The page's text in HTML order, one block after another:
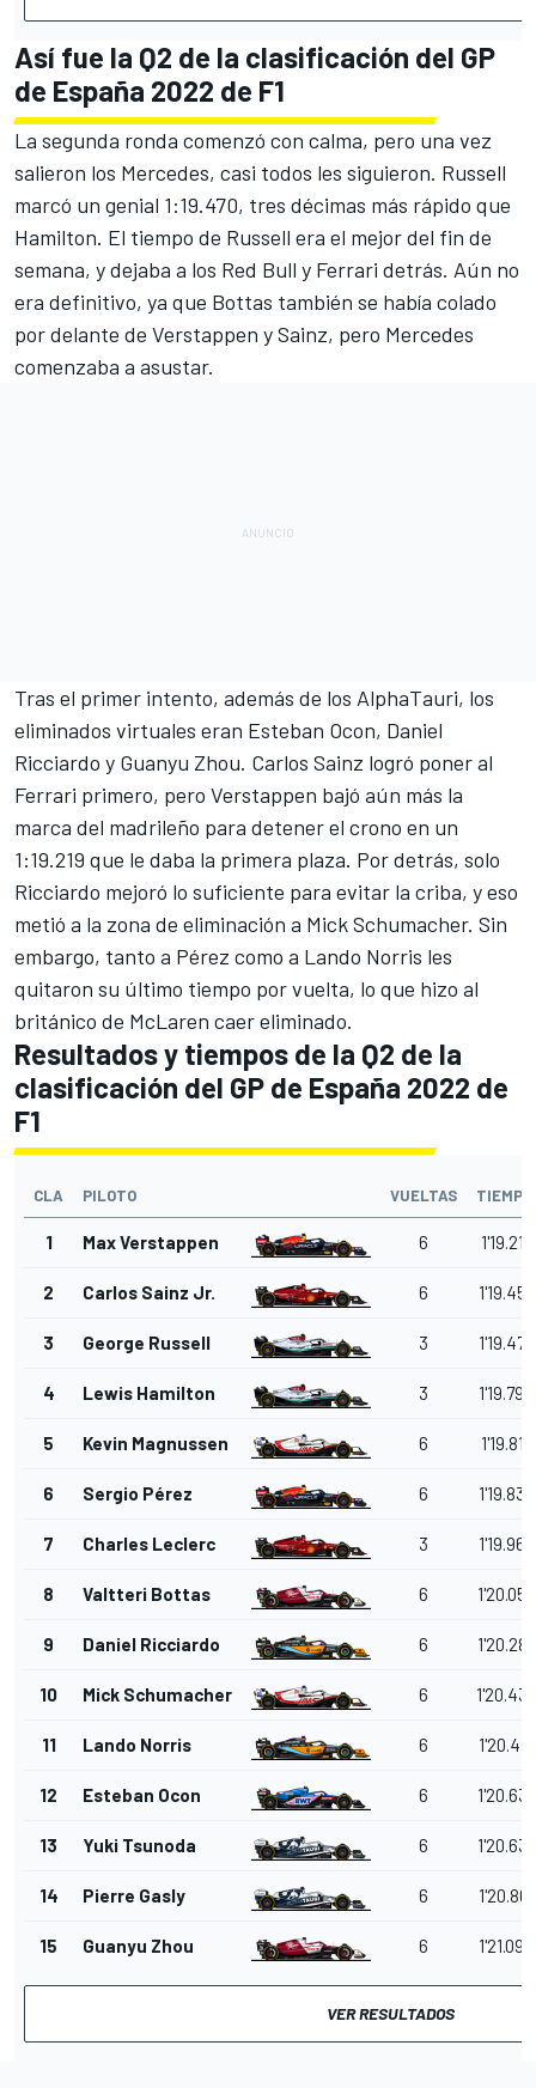
Así fue la Q2 de la clasificación del GP
de España 2022 de F1
La segunda ronda comenzó con calma, pero una vez
salieron los Mercedes, casi todos les siguieron. Russell
marcó un genial 1:19.470, tres décimas más rápido que
Hamilton. El tiempo de Russell era el mejor del fin de
semana, y dejaba a los Red Bull y Ferrari detrás. Aún no
era definitivo, ya que Bottas también se había colado
por delante de Verstappen y Sainz, pero Mercedes
comenzaba a asustar.
Tras el primer intento, además de los AlphaTauri, los
eliminados virtuales eran Esteban Ocon, Daniel
Ricciardo y Guanyu Zhou. Carlos Sainz logró poner al
Ferrari primero, pero Verstappen bajó aún más la
marca del madrileño para detener el crono en un
1:19.219 que le daba la primera plaza. Por detrás, solo
Ricciardo mejoró lo suficiente para evitar la criba, y eso
metió a la zona de eliminación a Mick Schumacher. Sin
embargo, tanto a Pérez como a Lando Norris les
quitaron su último tiempo por vuelta, lo que hizo al
británico de McLaren caer eliminado.
Resultados y tiempos de la Q2 de la
clasificación del GP de España 2022 de
F1
CLA PILOTO VUELTAS TIEMPO
1 Max Verstappen 6 1'19.219
2 Carlos Sainz Jr. 6 1'19.453
3 George Russell 3 1'19.470
4 Lewis Hamilton 3 1'19.794
5 Kevin Magnussen 6 1'19.810
6 Sergio Pérez 6 1'19.830
7 Charles Leclerc 3 1'19.969
8 Valtteri Bottas 6 1'20.053
9 Daniel Ricciardo 6 1'20.287
10 Mick Schumacher 6 1'20.436
11 Lando Norris 6 1'20.471
12 Esteban Ocon 6 1'20.638
13 Yuki Tsunoda 6 1'20.639
14 Pierre Gasly 6 1'20.861
15 Guanyu Zhou 6 1'21.094
VER RESULTADOS